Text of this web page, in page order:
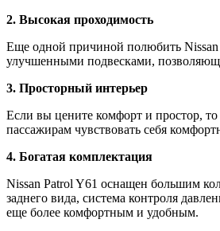
2. Высокая проходимость
Еще одной причиной полюбить Nissan
улучшенными подвесками,
3. Просторный интерьер
Если вы цените комфорт и простор,
пассажирам чувствовать себя
4. Богатая комплектация
Nissan Patrol Y61 оснащен большим
заднего вида, система контроля
еще более комфортным и удобным.